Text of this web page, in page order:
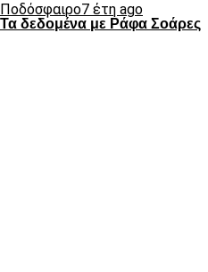
Ποδόσφαιρο7 έτη ago
Τα δεδομένα με Ράφα Σοάρες